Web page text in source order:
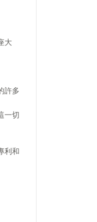
大
許多
一切
利和